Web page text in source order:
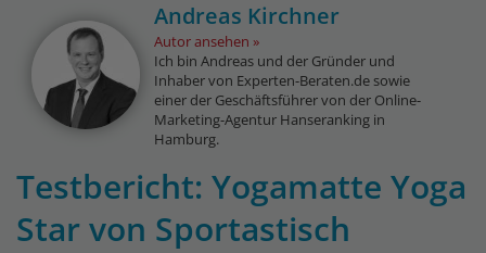
Andreas Kirchner
Autor ansehen
Ich bin Andreas und der Gründer und
Inhaber von Experten-Beraten.de sowie
einer der Geschäftsführer von der Online-
Marketing-Agentur Hanseranking in
Hamburg.
Testbericht: Yogamatte Yoga
Star von Sportastisch